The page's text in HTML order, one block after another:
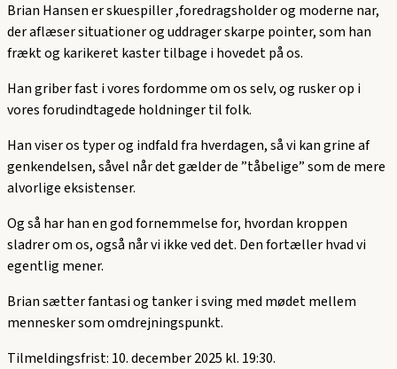
Brian Hansen er skuespiller ,foredragsholder og moderne nar,
der aflæser situationer og uddrager skarpe pointer, som han
frækt og karikeret kaster tilbage i hovedet på os.
Han griber fast i vores fordomme om os selv, og rusker op i
vores forudindtagede holdninger til folk.
Han viser os typer og indfald fra hverdagen, så vi kan grine af
genkendelsen, såvel når det gælder de ”tåbelige” som de mere
alvorlige eksistenser.
Og så har han en god fornemmelse for, hvordan kroppen
sladrer om os, også når vi ikke ved det. Den fortæller hvad vi
egentlig mener.
Brian sætter fantasi og tanker i sving med mødet mellem
mennesker som omdrejningspunkt.
Tilmeldingsfrist: 10. december 2025 kl. 19:30.